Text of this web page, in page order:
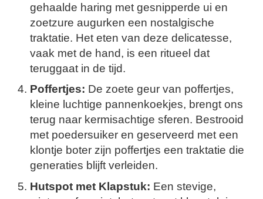
gehaalde haring met gesnipperde ui en
zoetzure augurken een nostalgische
traktatie. Het eten van deze delicatesse,
vaak met de hand, is een ritueel dat
teruggaat in de tijd.
Poffertjes: De zoete geur van poffertjes,
kleine luchtige pannenkoekjes, brengt ons
terug naar kermisachtige sferen. Bestrooid
met poedersuiker en geserveerd met een
klontje boter zijn poffertjes een traktatie die
generaties blijft verleiden.
Hutspot met Klapstuk: Een stevige,